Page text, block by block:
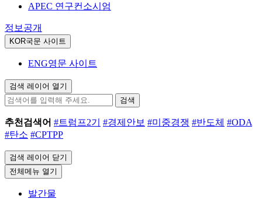
APEC 연구컨소시엄
정보공개
KOR국문 사이트
ENG영문 사이트
검색 레이어 열기
검색
추천검색어 #트럼프2기 #경제안보 #미중경쟁 #반도체 #ODA
#탄소 #CPTPP
검색 레이어 닫기
전체메뉴 열기
발간물